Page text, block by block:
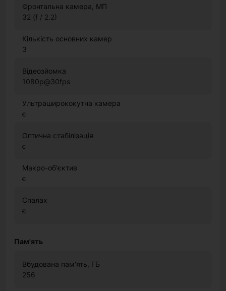
Фронтальна камера, МП
32 (f / 2.2)
Кількість основних камер
3
Відеозйомка
1080p@30fps
Ультраширококутна камера
є
Оптична стабілізація
є
Макро-об'єктив
є
Спалах
є
Пам'ять
Вбудована пам'ять, ГБ
256